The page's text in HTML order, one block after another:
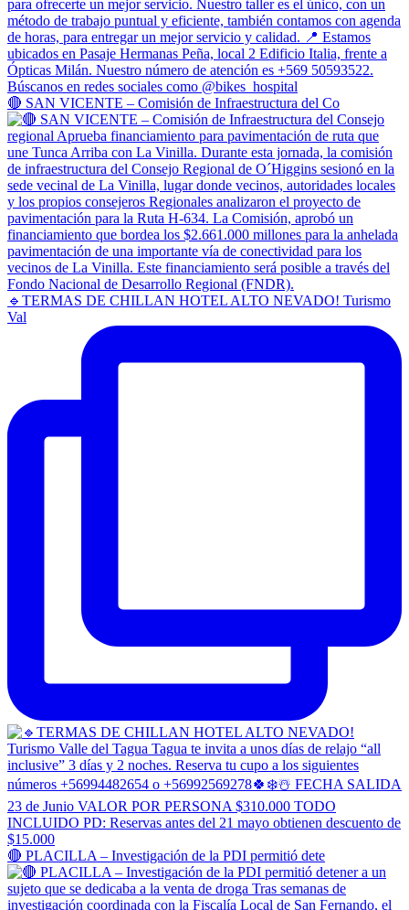
🔴 SAN VICENTE – Comisión de Infraestructura del Co
🔹TERMAS DE CHILLAN HOTEL ALTO NEVADO! Turismo
Val
🔴 PLACILLA – Investigación de la PDI permitió dete